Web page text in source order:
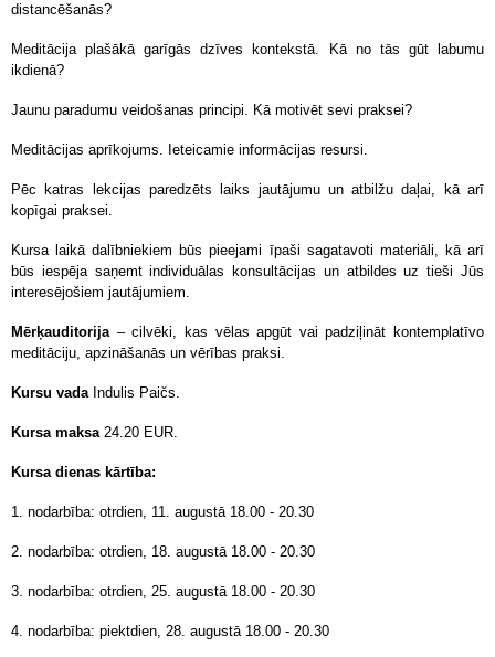
distancēšanās?
Meditācija plašākā garīgās dzīves kontekstā. Kā no tās gūt labumu
ikdienā?
Jaunu paradumu veidošanas principi. Kā motivēt sevi praksei?
Meditācijas aprīkojums. Ieteicamie informācijas resursi.
Pēc katras lekcijas paredzēts laiks jautājumu un atbilžu daļai, kā arī
kopīgai praksei.
Kursa laikā dalībniekiem būs pieejami īpaši sagatavoti materiāli, kā arī
būs iespēja saņemt individuālas konsultācijas un atbildes uz tieši Jūs
interesējošiem jautājumiem.
Mērķauditorija – cilvēki, kas vēlas apgūt vai padziļināt kontemplatīvo
meditāciju, apzināšanās un vērības praksi.
Kursu vada Indulis Paičs.
Kursa maksa24.20 EUR.
Kursa dienas kārtība:
1. nodarbība: otrdien, 11. augustā 18.00 - 20.30
2. nodarbība: otrdien, 18. augustā 18.00 - 20.30
3. nodarbība: otrdien, 25. augustā 18.00 - 20.30
4. nodarbība: piektdien, 28. augustā 18.00 - 20.30